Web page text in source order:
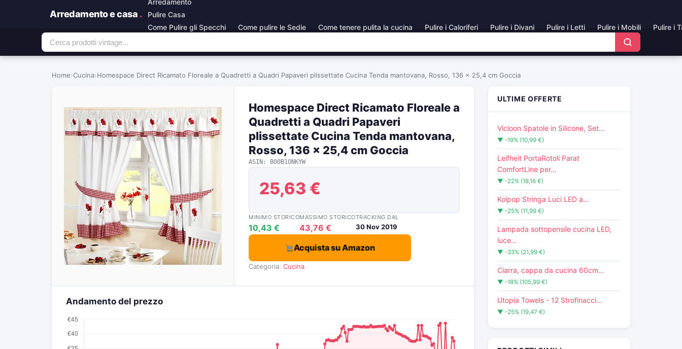
Arredamento e casa .
Pulire Casa
Come Pulire gli Specchi
Come pulire le Sedie Come tenere pulita la cucina Pulire i Caloriferi Pulire i Divani Pulire i Letti Pulire i Mobili Pulire i
Home›Cucina›Homespace Direct Ricamato Floreale a Quadretti a Quadri Papaveri plissettate Cucina Tenda mantovana, Rosso, 136 x 25,4 cm Goccia
Homespace Direct Ricamato Floreale a
Quadretti a Quadri Papaveri
plissettate Cucina Tenda mantovana,
Rosso, 136 x 25,4 cm Goccia
ASIN: B00B1ONKYW
25,63 €
MINIMO STORICO
10,43 €
MASSIMO STORICO
43,76 €
TRACKING DAL
30 Nov 2019
Acquista su Amazon
Categoria: Cucina
Andamento del prezzo
ULTIME OFFERTE
Vicloon Spatole in Silicone, Set…
▼ -19% (10,99 €)
Leifheit PortaRotoli Parat
ComfortLine per…
▼ -22% (18,16 €)
Kolpop Stringa Luci LED a…
▼ -25% (11,99 €)
Lampada sottopensile cucina LED,
luce…
▼ -33% (21,99 €)
Ciarra, cappa da cucina 60cm…
▼ -18% (105,99 €)
Utopia Towels - 12 Strofinacci…
▼ -25% (19,47 €)